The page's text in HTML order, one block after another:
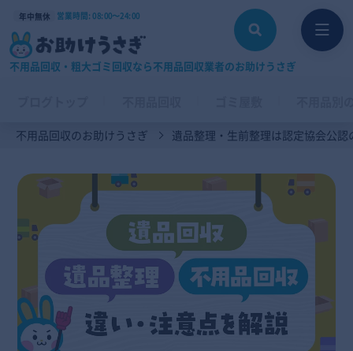
年中無休 営業時間: 08:00〜24:00
不用品回収・粗大ゴミ回収なら不用品回収業者のお助けうさぎ
不用品回収のお助けうさぎ 遺品整理・生前整理は認定協会公認